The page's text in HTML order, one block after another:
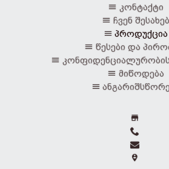
კონტაქტი
ჩვენ შესახებ
პროდუქცია
წესები და
მიწოდება